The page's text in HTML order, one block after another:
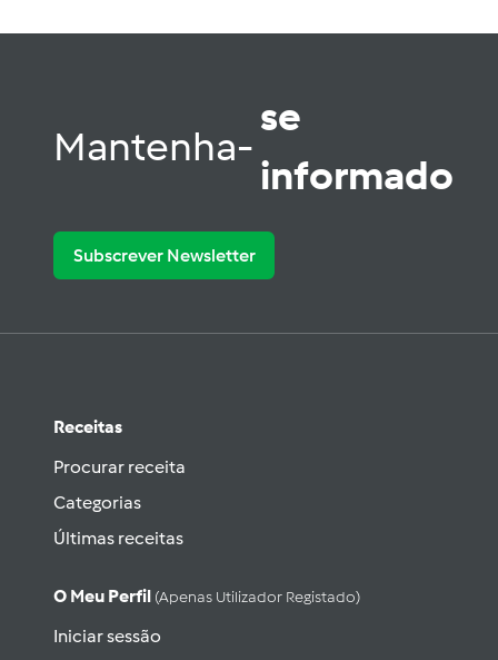
Mantenha-
se
informado
Subscrever Newsletter
Receitas
Procurar receita
Categorias
Últimas receitas
O Meu Perfil (apenas Utilizador Registado)
Iniciar sessão